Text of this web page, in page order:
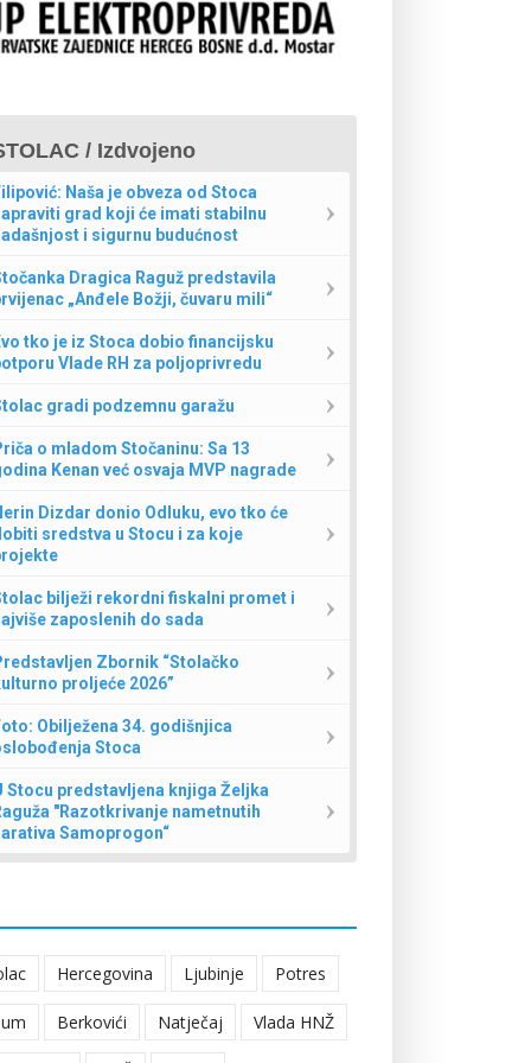
/ Izdvojeno
Naša je obveza od Stoca
grad koji će imati stabilnu
i sigurnu budućnost
Dragica Raguž predstavila
„Anđele Božji, čuvaru mili“
tko je iz Stoca dobio financijsku
Vlade RH za poljoprivredu
gradi podzemnu garažu
o mladom Stočaninu: Sa 13
Kenan već osvaja MVP nagrade
Dizdar donio Odluku, evo tko će
sredstva u Stocu i za koje
bilježi rekordni fiskalni promet i
zaposlenih do sada
Zbornik “Stolačko
proljeće 2026”
Obilježena 34. godišnjica
Stoca
Stocu predstavljena knjiga Željka
"Razotkrivanje nametnutih
Samoprogon“
Hercegovina Ljubinje Potres
Berkovići Natječaj Vlada HNŽ